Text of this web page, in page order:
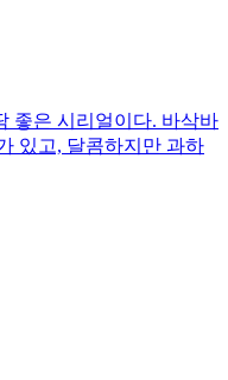
좋은 시리얼이다. 바삭바
있고, 달콤하지만 과하